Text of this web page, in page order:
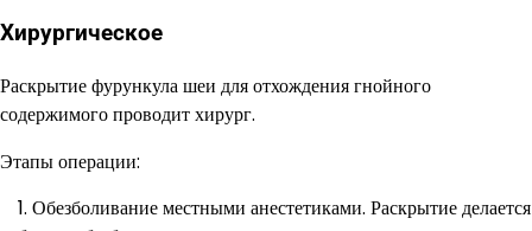
Хирургическое
Раскрытие фурункула шеи для отхождения гнойного
содержимого проводит хирург.
Этапы операции:
Обезболивание местными анестетиками. Раскрытие делается